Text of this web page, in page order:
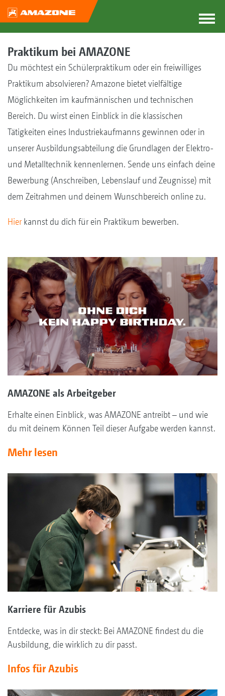
Praktikum bei AMAZONE
Du möchtest ein Schülerpraktikum oder ein freiwilliges
Praktikum absolvieren? Amazone bietet vielfältige
Möglichkeiten im kaufmännischen und technischen
Bereich. Du wirst einen Einblick in die klassischen
Tätigkeiten eines Industriekaufmanns gewinnen oder in
unserer Ausbildungsabteilung die Grundlagen der Elektro-
und Metalltechnik kennenlernen. Sende uns einfach deine
Bewerbung (Anschreiben, Lebenslauf und Zeugnisse) mit
dem Zeitrahmen und deinem Wunschbereich online zu.
Hier kannst du dich für ein Praktikum bewerben.
AMAZONE als Arbeitgeber
Erhalte einen Einblick, was AMAZONE antreibt – und wie
du mit deinem Können Teil dieser Aufgabe werden kannst.
Mehr lesen
Karriere für Azubis
Entdecke, was in dir steckt: Bei AMAZONE findest du die
Ausbildung, die wirklich zu dir passt.
Infos für Azubis